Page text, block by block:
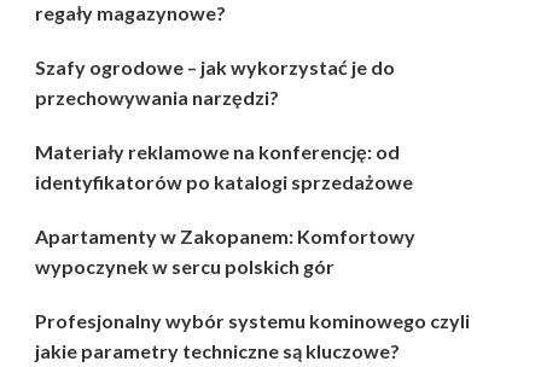
regały magazynowe?
Szafy ogrodowe – jak wykorzystać je do
przechowywania narzędzi?
Materiały reklamowe na konferencję: od
identyfikatorów po katalogi sprzedażowe
Apartamenty w Zakopanem: Komfortowy
wypoczynek w sercu polskich gór
Profesjonalny wybór systemu kominowego czyli
jakie parametry techniczne są kluczowe?